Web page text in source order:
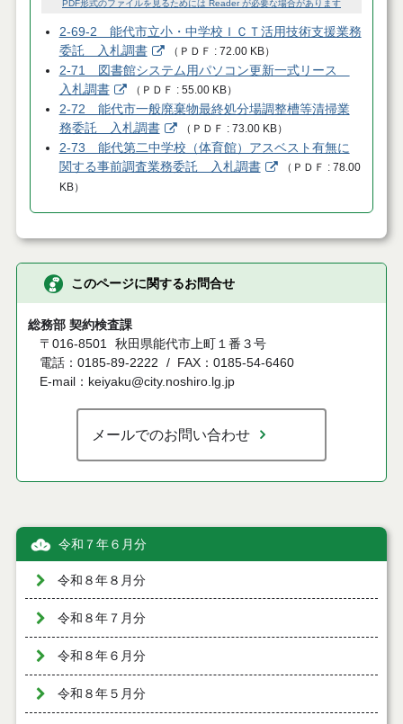
PDF形式のファイルを見るためには Reader が必要な場合があります
2-69-2 能代市立小・中学校ＩＣＴ活用技術支援業務
委託 入札調書
（ ＰＤＦ 72.00 KB）
2-71 図書館システム用パソコン更新一式リース
入札調書
（ ＰＤＦ 55.00 KB）
2-72 能代市一般廃棄物最終処分場調整槽等清掃業
務委託 入札調書
（ ＰＤＦ 73.00 KB）
2-73 能代第二中学校（体育館）アスベスト有無に
関する事前調査業務委託 入札調書
（ ＰＤＦ
78.00
KB）
このページに関するお問合せ
総務部 契約検査課
〒016-8501 秋田県能代市上町１番３号
電話：0185-89-2222
FAX：0185-54-6460
E-mail：keiyaku@city.noshiro.lg.jp
メールでのお問い合わせ
令和７年６月分
令和８年８月分
令和８年７月分
令和８年６月分
令和８年５月分